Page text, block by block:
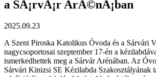
a SÃ¡rvÃ¡r ArÃ©nÃ¡ban
2025.09.23
A Szent Piroska Katolikus Óvoda és a Sárvári
nagycsoportosai szeptember 17-én a
ismerkedhettek meg a Sárvár Arénában. Az
Sárvári Kinizsi SE Kézilabda Szakosztályának